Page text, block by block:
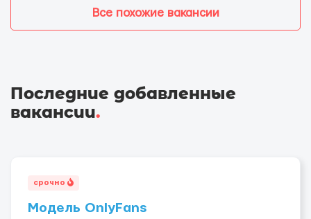
Все похожие вакансии
Последние добавленные
вакансии.
срочно
Модель OnlyFans